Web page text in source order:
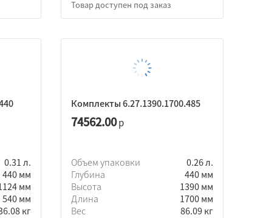
0.31 л.
440 мм
мм
540 мм
кг
Комплекты 6.27.1390.1700.485
74562.00р
Объем упаковки
0.26 л.
Глубина
440 мм
Высота
1390 мм
Длина
1700 мм
Вес
86.09 кг